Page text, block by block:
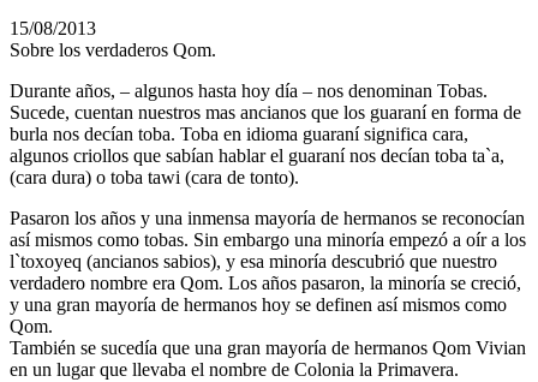
15/08/2013
Sobre los verdaderos Qom.
Durante años, – algunos hasta hoy día – nos denominan Tobas.
Sucede, cuentan nuestros mas ancianos que los guaraní en forma de
burla nos decían toba. Toba en idioma guaraní significa cara,
algunos criollos que sabían hablar el guaraní nos decían toba ta`a,
(cara dura) o toba tawi (cara de tonto).
Pasaron los años y una inmensa mayoría de hermanos se reconocían
así mismos como tobas. Sin embargo una minoría empezó a oír a los
l`toxoyeq (ancianos sabios), y esa minoría descubrió que nuestro
verdadero nombre era Qom. Los años pasaron, la minoría se creció,
y una gran mayoría de hermanos hoy se definen así mismos como
Qom.
También se sucedía que una gran mayoría de hermanos Qom Vivian
en un lugar que llevaba el nombre de Colonia la Primavera.